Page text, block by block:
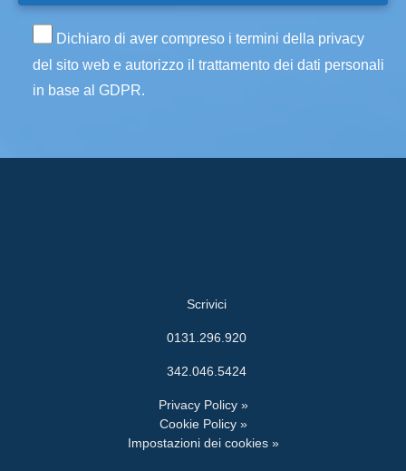
Dichiaro di aver compreso i termini della privacy
del sito web e autorizzo il trattamento dei dati personali
in base al GDPR.
Scrivici
0131.296.920
342.046.5424
Privacy Policy »
Cookie Policy »
Impostazioni dei cookies »